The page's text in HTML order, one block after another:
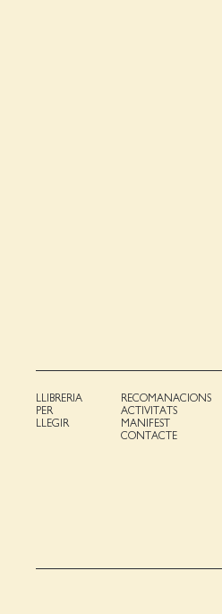
LLIBRERIA
PER
LLEGIR
RECOMANACIONS
ACTIVITATS
MANIFEST
CONTACTE